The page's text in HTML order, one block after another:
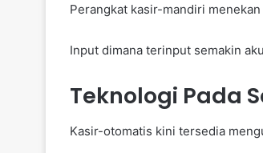
Perangkat kasir-mandiri
Input dimana terinput semakin
Teknologi Pada
Kasir-otomatis kini tersedia